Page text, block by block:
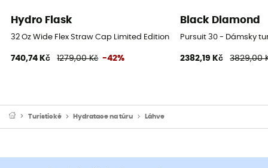
Hydro Flask
32 Oz Wide Flex Straw Cap Limited Edition - Láhev
740,74 Kč 1279,00 Kč -42%
Black Diamond
Pursuit 30 - Dámsky
2382,19 Kč 3829,00
Turistické Hydratace na túru Láhve